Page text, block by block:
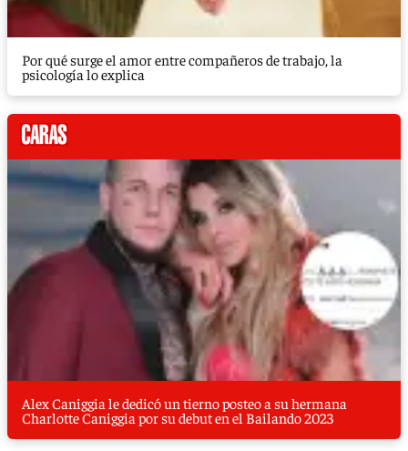
Por qué surge el amor entre compañeros de trabajo, la
psicología lo explica
Alex Caniggia le dedicó un tierno posteo a su hermana
Charlotte Caniggia por su debut en el Bailando 2023